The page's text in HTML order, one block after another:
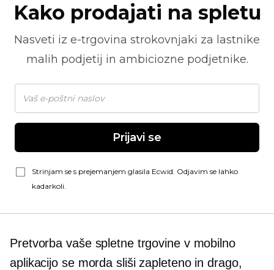
Kako prodajati na spletu
Nasveti iz e-trgovina strokovnjaki za lastnike
malih podjetij in ambiciozne podjetnike.
Prijavi se
Strinjam se s prejemanjem glasila Ecwid. Odjavim se lahko
kadarkoli.
Pretvorba vaše spletne trgovine v mobilno
aplikacijo se morda sliši zapleteno in drago,